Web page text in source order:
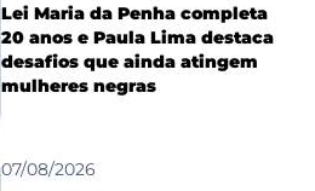
Lei Maria da Penha completa
20 anos e Paula Lima destaca
desafios que ainda atingem
mulheres negras
07/08/2026